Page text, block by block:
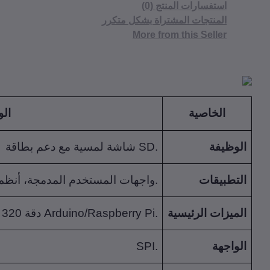
استفسارات المنتج (0)
المنتجات المشتراة بشكل متكرر
More from this Seller
الخاصية
الوظيفة شاشة لمسية مع دعم بطاقة SD.
التطبيقات واجهات المستخدم المدمجة، أنظمة الوسائط المتعددة.
الميزات الرئيسية - دقة 320 × 240.- لمس مقاومي.- متوافق مع Arduino/Raspberry Pi.
الواجهة SPI.